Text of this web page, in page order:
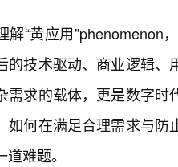
解“黄应用”phenomenon
的技术驱动、商业逻辑
需求的载体，更是数字
如何在满足合理需求与
难题。